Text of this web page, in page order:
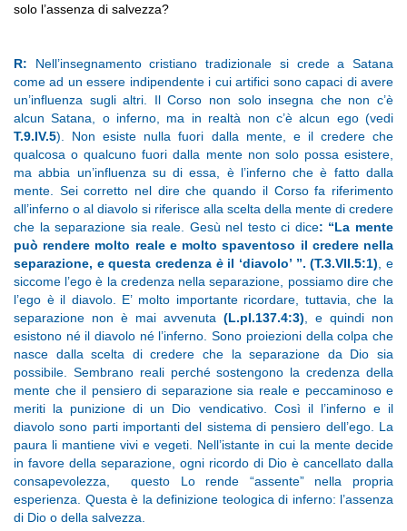
solo l’assenza di salvezza?
R: Nell’insegnamento cristiano tradizionale si crede a Satana
come ad un essere indipendente i cui artifici sono capaci di avere
un’influenza sugli altri. Il Corso non solo insegna che non c’è
alcun Satana, o inferno, ma in realtà non c’è alcun ego (vedi
T.9.IV.5). Non esiste nulla fuori dalla mente, e il credere che
qualcosa o qualcuno fuori dalla mente non solo possa esistere,
ma abbia un’influenza su di essa, è l’inferno che è fatto dalla
mente. Sei corretto nel dire che quando il Corso fa riferimento
all’inferno o al diavolo si riferisce alla scelta della mente di credere
che la separazione sia reale. Gesù nel testo ci dice: “La mente
può rendere molto reale e molto spaventoso il credere nella
separazione, e questa credenza èil ‘diavolo’ ”. (T.3.VII.5:1) , e
siccome l’ego è la credenza nella separazione, possiamo dire che
l’ego è il diavolo. E’ molto importante ricordare, tuttavia, che la
separazione non è mai avvenuta (L.pI.137.4:3) , e quindi non
esistono né il diavolo né l’inferno. Sono proiezioni della colpa che
nasce dalla scelta di credere che la separazione da Dio sia
possibile. Sembrano reali perché sostengono la credenza della
mente che il pensiero di separazione sia reale e peccaminoso e
meriti la punizione di un Dio vendicativo. Così il l’inferno e il
diavolo sono parti importanti del sistema di pensiero dell’ego. La
paura li mantiene vivi e vegeti. Nell’istante in cui la mente decide
in favore della separazione, ogni ricordo di Dio è cancellato dalla
consapevolezza, questo Lo rende “assente” nella propria
esperienza. Questa è la definizione teologica di inferno: l’assenza
di Dio o della salvezza.